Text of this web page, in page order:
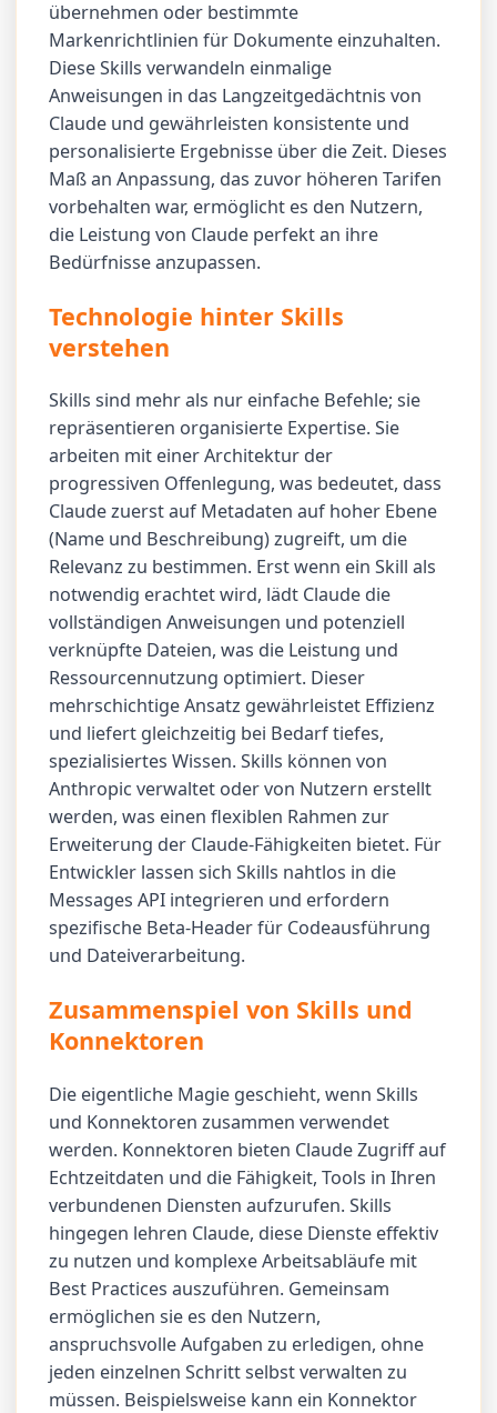
übernehmen oder bestimmte
Markenrichtlinien für Dokumente einzuhalten.
Diese Skills verwandeln einmalige
Anweisungen in das Langzeitgedächtnis von
Claude und gewährleisten konsistente und
personalisierte Ergebnisse über die Zeit. Dieses
Maß an Anpassung, das zuvor höheren Tarifen
vorbehalten war, ermöglicht es den Nutzern,
die Leistung von Claude perfekt an ihre
Bedürfnisse anzupassen.
Technologie hinter Skills
verstehen
Skills sind mehr als nur einfache Befehle; sie
repräsentieren organisierte Expertise. Sie
arbeiten mit einer Architektur der
progressiven Offenlegung, was bedeutet, dass
Claude zuerst auf Metadaten auf hoher Ebene
(Name und Beschreibung) zugreift, um die
Relevanz zu bestimmen. Erst wenn ein Skill als
notwendig erachtet wird, lädt Claude die
vollständigen Anweisungen und potenziell
verknüpfte Dateien, was die Leistung und
Ressourcennutzung optimiert. Dieser
mehrschichtige Ansatz gewährleistet Effizienz
und liefert gleichzeitig bei Bedarf tiefes,
spezialisiertes Wissen. Skills können von
Anthropic verwaltet oder von Nutzern erstellt
werden, was einen flexiblen Rahmen zur
Erweiterung der Claude-Fähigkeiten bietet. Für
Entwickler lassen sich Skills nahtlos in die
Messages API integrieren und erfordern
spezifische Beta-Header für Codeausführung
und Dateiverarbeitung.
Zusammenspiel von Skills und
Konnektoren
Die eigentliche Magie geschieht, wenn Skills
und Konnektoren zusammen verwendet
werden. Konnektoren bieten Claude Zugriff auf
Echtzeitdaten und die Fähigkeit, Tools in Ihren
verbundenen Diensten aufzurufen. Skills
hingegen lehren Claude, diese Dienste effektiv
zu nutzen und komplexe Arbeitsabläufe mit
Best Practices auszuführen. Gemeinsam
ermöglichen sie es den Nutzern,
anspruchsvolle Aufgaben zu erledigen, ohne
jeden einzelnen Schritt selbst verwalten zu
müssen. Beispielsweise kann ein Konnektor